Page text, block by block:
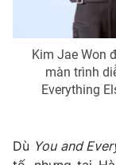
Kim Jae Won
màn trình
Everything
Dù You and